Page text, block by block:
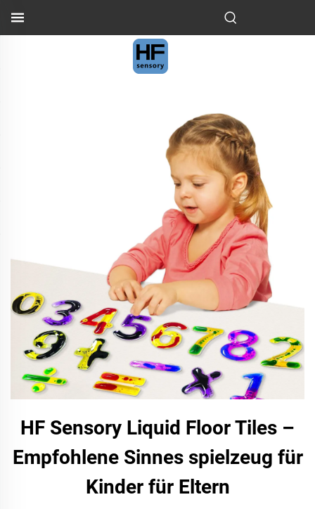
HF Sensory Liquid Floor Tiles –
Empfohlene Sinnes spielzeug für
Kinder für Eltern